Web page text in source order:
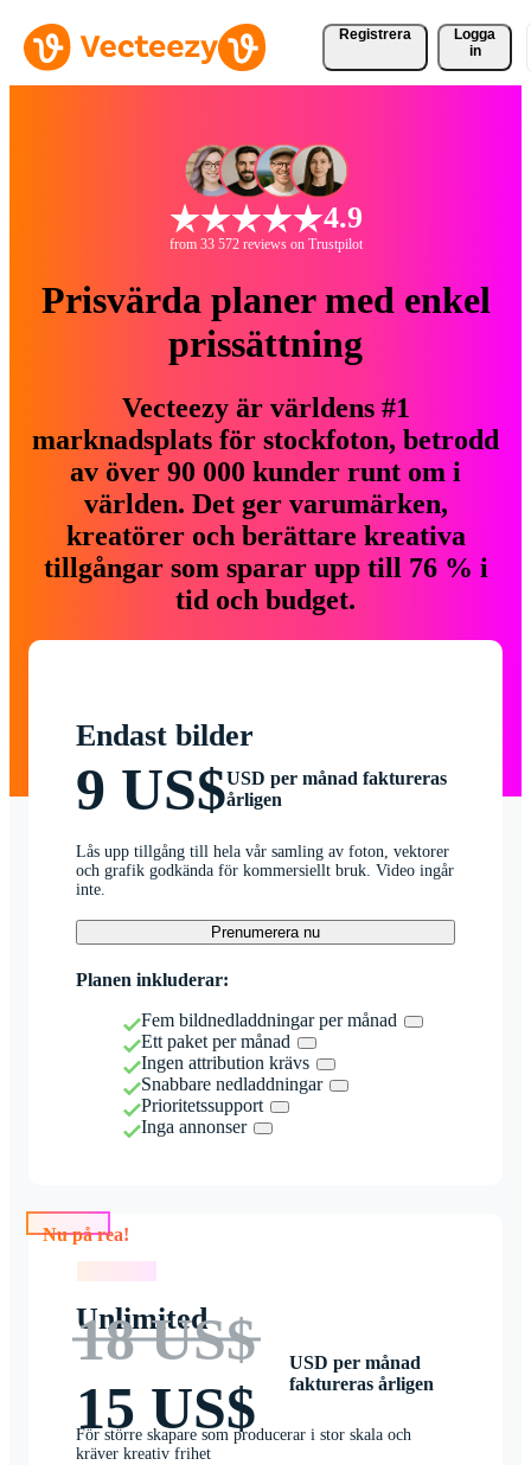
Registrera
Logga
in
4.9
from 33 572 reviews on Trustpilot
Prisvärda planer med enkel
prissättning
Vecteezy är världens #1
marknadsplats för stockfoton, betrodd
av över 90 000 kunder runt om i
världen. Det ger varumärken,
kreatörer och berättare kreativa
tillgångar som sparar upp till 76 % i
tid och budget.
Endast bilder
9 US$USD per månad faktureras
årligen
Lås upp tillgång till hela vår samling av foton, vektorer
och grafik godkända för kommersiellt bruk. Video ingår
inte.
Prenumerera nu
Planen inkluderar:
Fem bildnedladdningar per månad
Ett paket per månad
Ingen attribution krävs
Snabbare nedladdningar
Prioritetssupport
Inga annonser
Nu på rea!
Unlimited
18 US$
15 US$
USD per månad
faktureras årligen
För större skapare som producerar i stor skala och
kräver kreativ frihet